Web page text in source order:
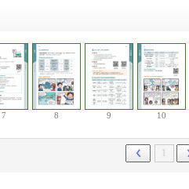
7 8 9 10